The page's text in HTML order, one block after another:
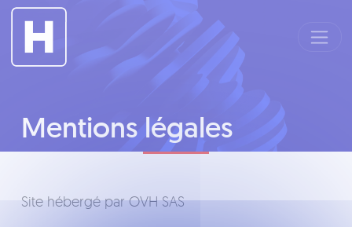
Mentions légales
Site hébergé par OVH SAS
Panneau de gestion des cookies